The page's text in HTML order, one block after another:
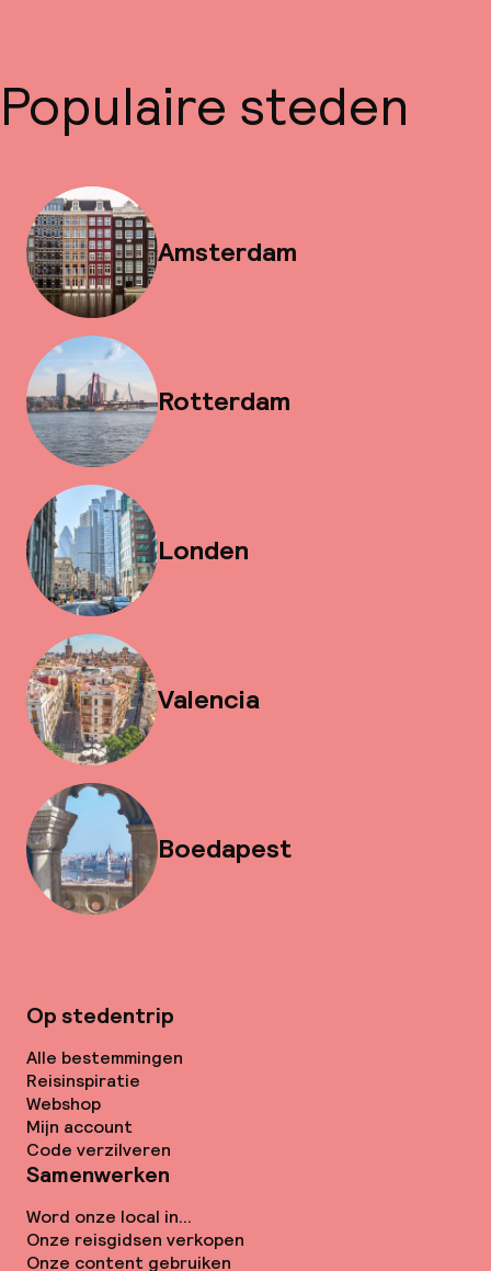
Populaire steden
Amsterdam
Rotterdam
Londen
Valencia
Boedapest
Op stedentrip
Alle bestemmingen
Reisinspiratie
Webshop
Mijn account
Code verzilveren
Samenwerken
Word onze local in...
Onze reisgidsen verkopen
Onze content gebruiken